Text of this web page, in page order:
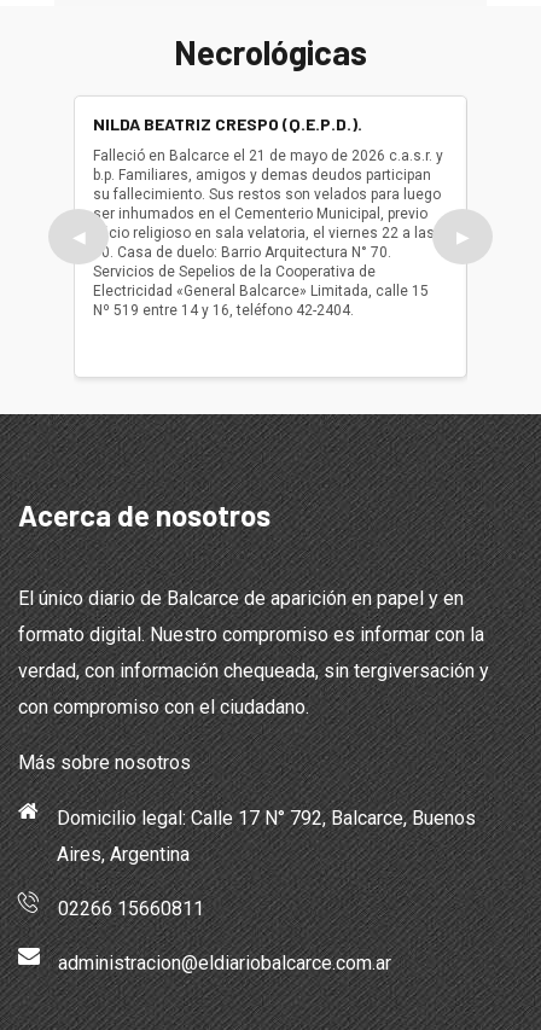
Necrológicas
◀
NILDA BEATRIZ CRESPO (Q.E.P.D.).
Falleció en Balcarce el 21 de mayo de 2026 c.a.s.r. y
b.p. Familiares, amigos y demas deudos participan
su fallecimiento. Sus restos son velados para luego
ser inhumados en el Cementerio Municipal, previo
oficio religioso en sala velatoria, el viernes 22 a las
10. Casa de duelo: Barrio Arquitectura N° 70.
Servicios de Sepelios de la Cooperativa de
Electricidad «General Balcarce» Limitada, calle 15
Nº 519 entre 14 y 16, teléfono 42-2404.
ser
oficio
▶
Acerca de nosotros
El único diario de Balcarce de aparición en papel y en
formato digital. Nuestro compromiso es informar con la
verdad, con información chequeada, sin tergiversación y
con compromiso con el ciudadano.
Más sobre nosotros
Domicilio legal: Calle 17 N° 792, Balcarce, Buenos
Aires, Argentina
02266 15660811
administracion@eldiariobalcarce.com.ar